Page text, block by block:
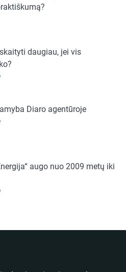
daugiau, jei vis
Diaro agentūroje
augo nuo 2009 metų iki